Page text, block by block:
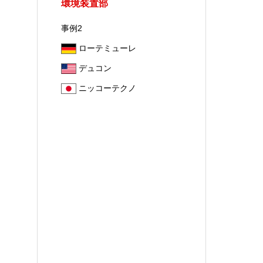
環境装置部
事例2
ローテミューレ
デュコン
ニッコーテクノ